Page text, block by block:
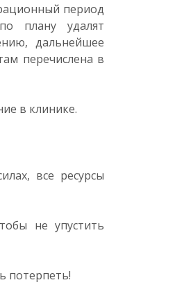
период
плану удалят
дальнейшее
перечислена в
в клинике.
все ресурсы
не упустить
потерпеть!